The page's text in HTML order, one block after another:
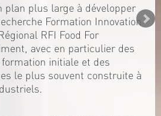
plan plus large à développer
Formation Innovation
RFI Food For
avec en particulier des
initiale et des
le plus souvent construite à